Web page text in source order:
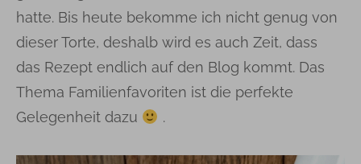
hatte. Bis heute bekomme ich nicht genug von
dieser Torte, deshalb wird es auch Zeit, dass
das Rezept endlich auf den Blog kommt. Das
Thema Familienfavoriten ist die perfekte
Gelegenheit dazu
.